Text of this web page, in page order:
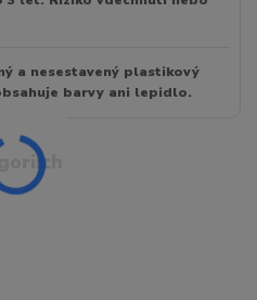
a nesestavený plastikový
barvy ani lepidlo.